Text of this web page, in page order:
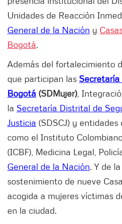
Unidades de Reacción
General de la Nación y
Bogotá.
Además del fortalecimiento
que participan las
Bogotá (SDMujer) ,
la Secretaría Distrital de
Justicia (SDSCJ) y
como el Instituto
(ICBF), Medicina Legal,
General de la Nación. Y de
sostenimiento de nueve
acogida a mujeres víctimas
en la ciudad.